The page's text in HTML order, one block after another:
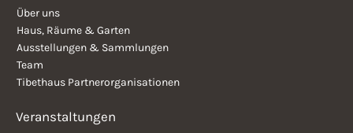
Über uns
Haus, Räume & Garten
Ausstellungen & Sammlungen
Team
Tibethaus Partnerorganisationen
Veranstaltungen